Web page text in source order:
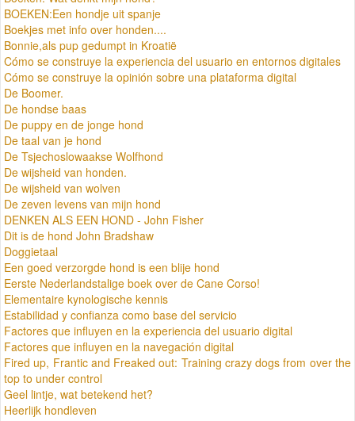
BOEKEN:Een hondje uit spanje
Boekjes met info over honden....
Bonnie,als pup gedumpt in Kroatië
Cómo se construye la experiencia del usuario en entornos digitales
Cómo se construye la opinión sobre una plataforma digital
De Boomer.
De hondse baas
De puppy en de jonge hond
De taal van je hond
De Tsjechoslowaakse Wolfhond
De wijsheid van honden.
De wijsheid van wolven
De zeven levens van mijn hond
DENKEN ALS EEN HOND - John Fisher
Dit is de hond John Bradshaw
Doggietaal
Een goed verzorgde hond is een blije hond
Eerste Nederlandstalige boek over de Cane Corso!
Elementaire kynologische kennis
Estabilidad y confianza como base del servicio
Factores que influyen en la experiencia del usuario digital
Factores que influyen en la navegación digital
Fired up, Frantic and Freaked out: Training crazy dogs from over the
top to under control
Geel lintje, wat betekend het?
Heerlijk hondleven